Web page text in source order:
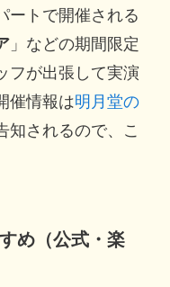
ートで開催される
」などの期間限定
フが出張して実演
催情報は明月堂の
知されるので、こ
め（公式・楽